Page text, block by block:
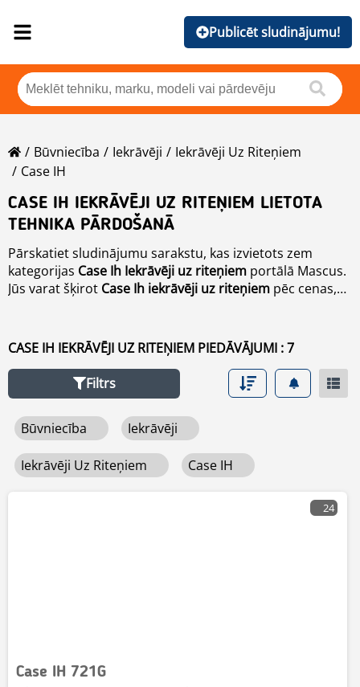
Publicēt sludinājumu!
Būvniecība Iekrāvēji
Iekrāvēji Uz Riteņiem
Case IH
CASE IH IEKRĀVĒJI UZ RITEŅIEM LIETOTA
TEHNIKA PĀRDOŠANĀ
Pārskatiet sludinājumu sarakstu, kas izvietots zem
kategorijas Case Ih Iekrāvēji uz riteņiem portālā Mascus.
Jūs varat šķirot Case Ih iekrāvēji uz riteņiem pēc cenas,
CASE IH IEKRĀVĒJI UZ RITEŅIEM PIEDĀVĀJUMI : 7
Filtrs
Būvniecība Iekrāvēji
Iekrāvēji Uz Riteņiem Case IH
24
Case IH 721G